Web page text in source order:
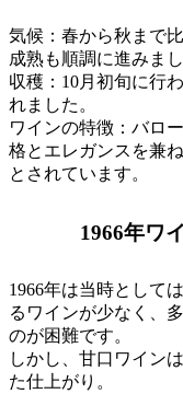
気候：春から秋まで
成熟も順調に進みまし
収穫：10月初旬に行
れました。
ワインの特徴：バロ
格とエレガンスを兼
とされています。
1966年ワ
1966年は当時として
るワインが少なく、
のが困難です。
しかし、甘口ワイン
た仕上がり。